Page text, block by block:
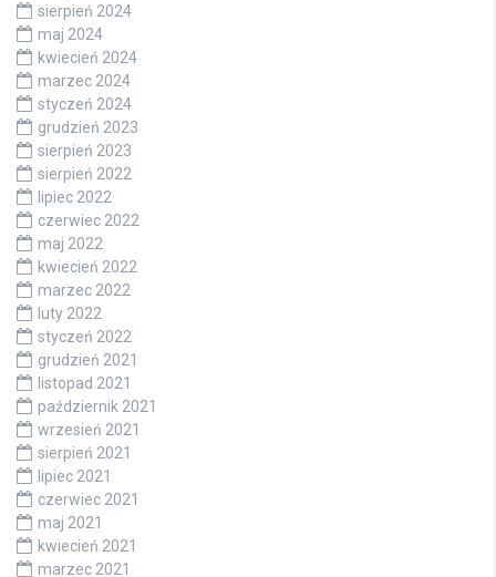
sierpień 2024
maj 2024
kwiecień 2024
marzec 2024
styczeń 2024
grudzień 2023
sierpień 2023
sierpień 2022
lipiec 2022
czerwiec 2022
maj 2022
kwiecień 2022
marzec 2022
luty 2022
styczeń 2022
grudzień 2021
listopad 2021
październik 2021
wrzesień 2021
sierpień 2021
lipiec 2021
czerwiec 2021
maj 2021
kwiecień 2021
marzec 2021